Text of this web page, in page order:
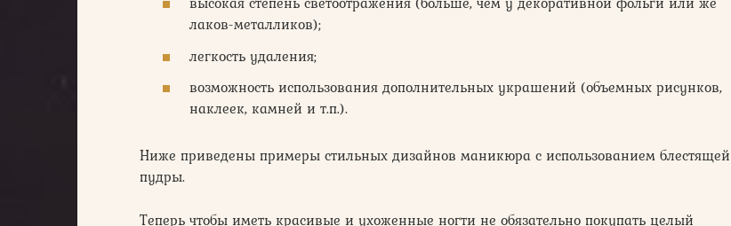
лаков-металликов);
легкость удаления;
возможность использования дополнительных украшений (объемных рисунков,
наклеек, камней и т.п.).
Ниже приведены примеры стильных дизайнов маникюра с использованием блестящей
пудры.
Теперь чтобы иметь красивые и ухоженные ногти не обязательно покупать целый